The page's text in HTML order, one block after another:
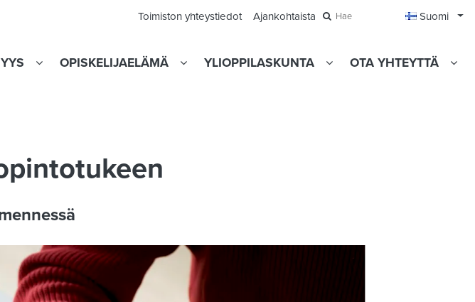
Toimiston yhteystiedot Ajankohtaista Hae Suomi
OPISKELIJAELÄMÄ YLIOPPILASKUNTA OTA YHTEYTTÄ